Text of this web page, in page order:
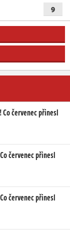
9
červenec přinesl
červenec přinesl
červenec přinesl